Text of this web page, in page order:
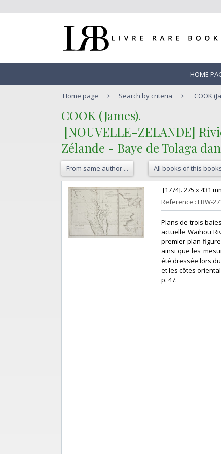
HOME
Home page Search by criteria COOK
‎COOK (James).‎
[NOUVELLE-ZELANDE]
Zélande - Baye de Tolaga
From same author ... All books of this
[1774]. 275 x 431
Reference : LBW-
‎Plans de trois
actuelle Waihou
premier plan
ainsi que les
été dressée lors
et les côtes
p. 47.‎